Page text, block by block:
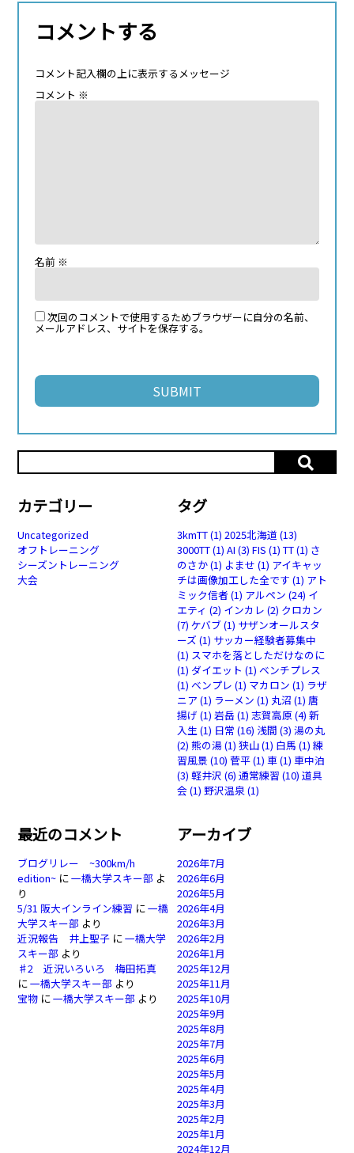
コメントする
コメント記入欄の上に表示するメッセージ
コメント ※
名前 ※
次回のコメントで使用するためブラウザーに自分の名前、
メールアドレス、サイトを保存する。
カテゴリー
Uncategorized
オフトレーニング
シーズントレーニング
大会
タグ
3kmTT(1) 2025北海道 (13)
3000TT(1) AI (3) FIS (1) TT(1) さ
のさか(1) よませ (1) アイキャッ
チは画像加工した全です (1) アト
ミック信者 (1) アルペン (24) イ
エティ (2) インカレ (2) クロカン
(7) ケバブ(1) サザンオールスタ
ーズ (1) サッカー経験者募集中
(1) スマホを落としただけなのに
(1) ダイエット (1) ベンチプレス
(1) ベンプレ (1) マカロン (1) ラザ
ニア (1) ラーメン (1) 丸沼 (1) 唐
揚げ (1) 岩岳 (1) 志賀高原(4) 新
入生 (1) 日常 (16) 浅間 (3) 湯の丸
(2) 熊の湯(1) 狭山(1) 白馬 (1) 練
習風景(10) 菅平(1) 車(1) 車中泊
(3) 軽井沢 (6) 通常練習 (10) 道具
会 (1) 野沢温泉 (1)
最近のコメント
ブログリレー ~300km/h
edition~ に一橋大学スキー部 よ
り
5/31 阪大インライン練習 に一橋
大学スキー部 より
近況報告 井上聖子 に一橋大学
スキー部 より
♯2 近況いろいろ 梅田拓真
に一橋大学スキー部 より
宝物 に一橋大学スキー部 より
アーカイブ
2026年7月
2026年6月
2026年5月
2026年4月
2026年3月
2026年2月
2026年1月
2025年12月
2025年11月
2025年10月
2025年9月
2025年8月
2025年7月
2025年6月
2025年5月
2025年4月
2025年3月
2025年2月
2025年1月
2024年12月